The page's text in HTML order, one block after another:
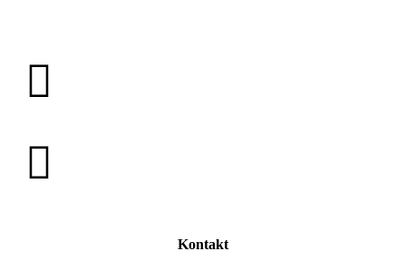
Kontakt